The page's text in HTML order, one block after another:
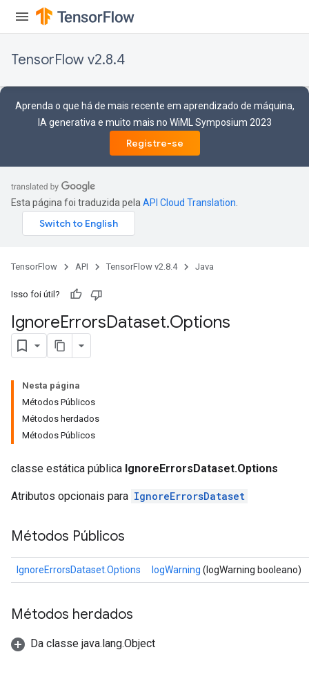
TensorFlow v2.8.4
Aprenda o que há de mais recente em aprendizado de máquina,
IA generativa e muito mais no WiML Symposium 2023
Registre-se
Esta página foi traduzida pela API Cloud Translation
TensorFlow API TensorFlow v2.8.4 Java
Isso foi útil?
IgnoreErrorsDataset.Options
Nesta página
Métodos Públicos
Métodos herdados
Métodos Públicos
classe estática pública IgnoreErrorsDataset.Options
Atributos opcionais para IgnoreErrorsDataset
Métodos Públicos
IgnoreErrorsDataset.Options logWarning (logWarning booleano)
Métodos herdados
Da classe java.lang.Object